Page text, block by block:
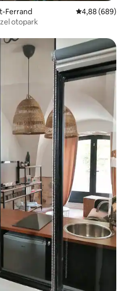
Ferrand 5 üzerinden
4,88 (689)
otopark